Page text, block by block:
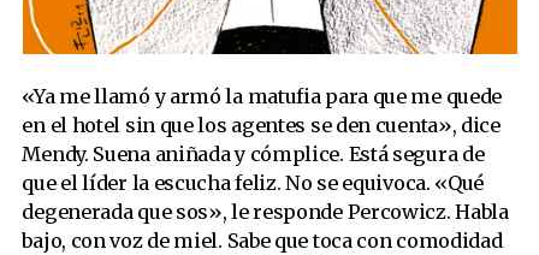
«Ya me llamó y armó la matufia para que me quede
en el hotel sin que los agentes se den cuenta», dice
Mendy. Suena aniñada y cómplice. Está segura de
que el líder la escucha feliz. No se equivoca. «Qué
degenerada que sos», le responde Percowicz. Habla
bajo, con voz de miel. Sabe que toca con comodidad